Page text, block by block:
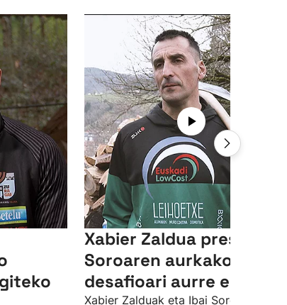
Xabier Zaldua prest, Ibai
Soroaren aurkako
desafioari aurre egiteko
Xabier Zalduak eta Ibai Soroak